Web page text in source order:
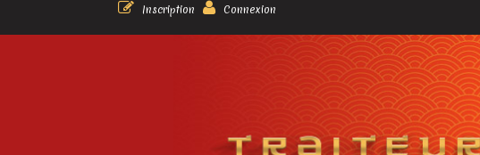
Inscription Connexion